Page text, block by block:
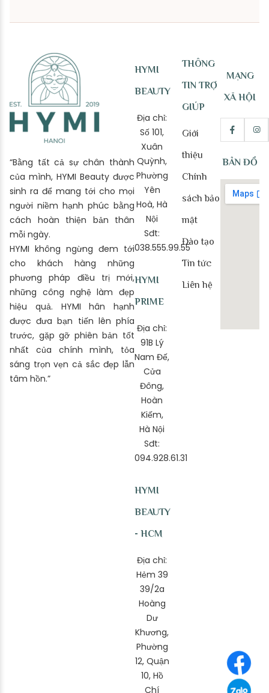
“Bằng tất cả sự chân thành
của mình, HYMI Beauty được
sinh ra để mang tới cho mọi
người niềm hạnh phúc bằng
cách hoàn thiện bản thân
mỗi ngày.
HYMI không ngừng đem tới
cho khách hàng những
phương pháp điều trị mới,
những công nghệ làm đẹp
hiệu quả. HYMI hân hạnh
được đưa bạn tiến lên phía
trước, gặp gỡ phiên bản tốt
nhất của chính mình, tỏa
sáng trọn vẹn cả sắc đẹp lẫn
tâm hồn.”
HYMI
BEAUTY
Địa chỉ:
Số 101,
Xuân
Quỳnh,
Phường
Yên
Hoà, Hà
Nội
Sđt:
038.555.99.55
HYMI
PRIME
Địa chỉ:
91B Lý
Nam Đế,
Cửa
Đông,
Hoàn
Kiếm,
Hà Nội
Sđt:
094.928.61.31
HYMI
BEAUTY
- HCM
Địa chỉ:
Hẻm 39
39/2a
Hoàng
Dư
Khương,
Phường
12, Quận
10, Hồ
Chí
THÔNG
TIN TRỢ
GIÚP
Giới
thiệu
Chính
sách bảo
mật
Đào tạo
Tin tức
Liên hệ
MẠNG
XÃ HỘI
BẢN ĐỒ